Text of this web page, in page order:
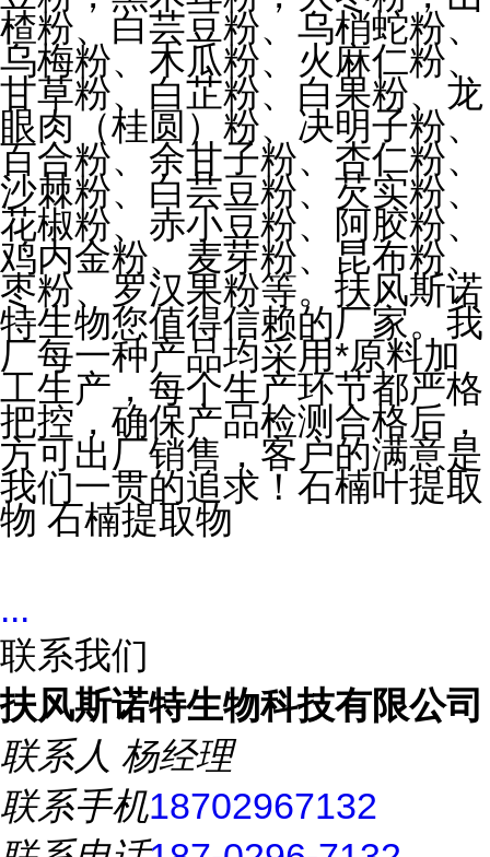
楂粉、白芸豆粉、乌梢蛇粉、
乌梅粉、木瓜粉、火麻仁粉、
甘草粉、白芷粉、白果粉、龙
眼肉（桂圆）粉、决明子粉、
百合粉、余甘子粉、杏仁粉、
沙棘粉、白芸豆粉、芡实粉、
花椒粉、赤小豆粉、阿胶粉、
鸡内金粉、麦芽粉、昆布粉、
枣粉、罗汉果粉等。扶风斯诺
特生物您值得信赖的厂家。我
厂每一种产品均采用*原料加
工生产，每个生产环节都严格
把控，确保产品检测合格后，
方可出厂销售，客户的满意是
我们一贯的追求！石楠叶提取
物 石楠提取物
...
联系我们
扶风斯诺特生物科技有限公司
联系人 杨经理
联系手机18702967132